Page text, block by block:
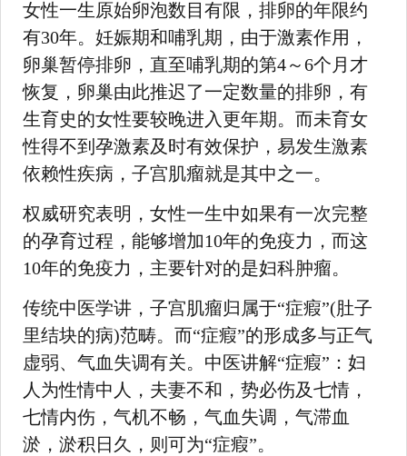
女性一生原始卵泡数目有限，排卵的年限约
有30年。妊娠期和哺乳期，由于激素作用，
卵巢暂停排卵，直至哺乳期的第4～6个月才
恢复，卵巢由此推迟了一定数量的排卵，有
生育史的女性要较晚进入更年期。而未育女
性得不到孕激素及时有效保护，易发生激素
依赖性疾病，子宫肌瘤就是其中之一。
权威研究表明，女性一生中如果有一次完整
的孕育过程，能够增加10年的免疫力，而这
10年的免疫力，主要针对的是妇科肿瘤。
传统中医学讲，子宫肌瘤归属于“症瘕”(肚子
里结块的病)范畴。而“症瘕”的形成多与正气
虚弱、气血失调有关。中医讲解“症瘕”：妇
人为性情中人，夫妻不和，势必伤及七情，
七情内伤，气机不畅，气血失调，气滞血
淤，淤积日久，则可为“症瘕”。